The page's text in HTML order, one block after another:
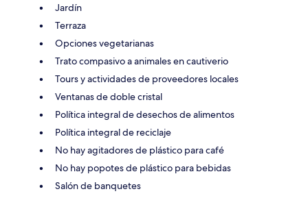
Jardín
Terraza
Opciones vegetarianas
Trato compasivo a animales en cautiverio
Tours y actividades de proveedores locales
Ventanas de doble cristal
Política integral de desechos de alimentos
Política integral de reciclaje
No hay agitadores de plástico para café
No hay popotes de plástico para bebidas
Salón de banquetes